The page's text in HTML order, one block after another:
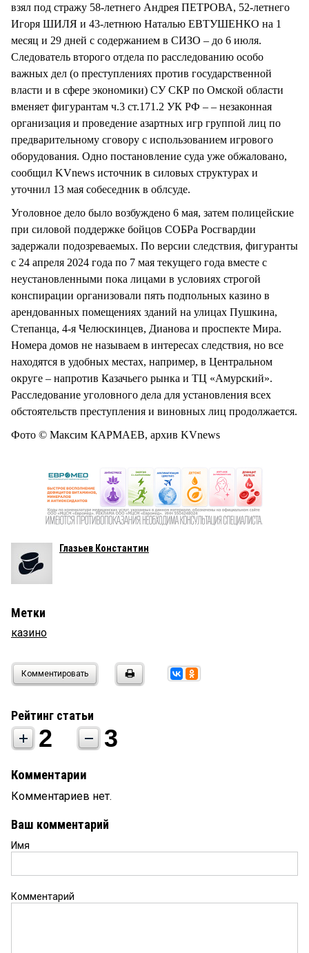
взял под стражу 58-летнего Андрея ПЕТРОВА, 52-летнего
Игоря ШИЛЯ и 43-летнюю Наталью ЕВТУШЕНКО на 1
месяц и 29 дней с содержанием в СИЗО – до 6 июля.
Следователь второго отдела по расследованию особо
важных дел (о преступлениях против государственной
власти и в сфере экономики) СУ СКР по Омской области
вменяет фигурантам ч.3 ст.171.2 УК РФ – – незаконная
организация и проведение азартных игр группой лиц по
предварительному сговору с использованием игрового
оборудования. Одно постановление суда уже обжаловано,
сообщил KVnews источник в силовых структурах и
уточнил 13 мая собеседник в облсуде.
Уголовное дело было возбуждено 6 мая, затем полицейские
при силовой поддержке бойцов СОБРа Росгвардии
задержали подозреваемых. По версии следствия, фигуранты
с 24 апреля 2024 года по 7 мая текущего года вместе с
неустановленными пока лицами в условиях строгой
конспирации организовали пять подпольных казино в
арендованных помещениях зданий на улицах Пушкина,
Степанца, 4-я Челюскинцев, Дианова и проспекте Мира.
Номера домов не называем в интересах следствия, но все
находятся в удобных местах, например, в Центральном
округе – напротив Казачьего рынка и ТЦ «Амурский».
Расследование уголовного дела для установления всех
обстоятельств преступления и виновных лиц продолжается.
Фото © Максим КАРМАЕВ, архив KVnews
Глазьев Константин
Метки
казино
Комментировать
Рейтинг статьи
2 3
Комментарии
Комментариев нет.
Ваш комментарий
Имя
Комментарий